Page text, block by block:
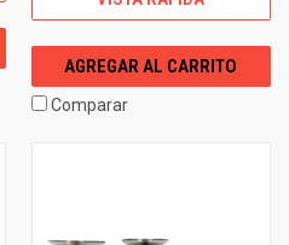
AGREGAR AL CARRITO
Comparar